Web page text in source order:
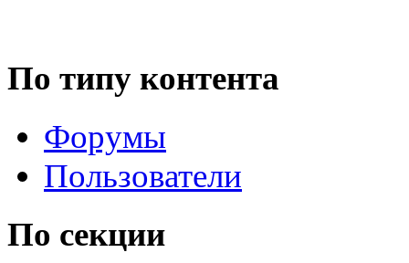
По типу контента
Форумы
Пользователи
По секции